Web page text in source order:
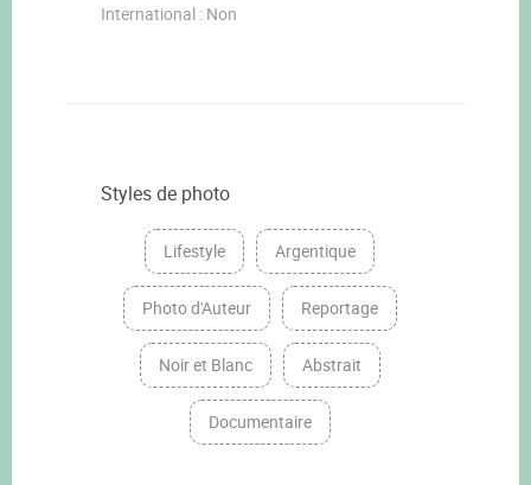
International : Non
Styles de photo
Lifestyle Argentique
Photo d'Auteur Reportage
Noir et Blanc Abstrait
Documentaire